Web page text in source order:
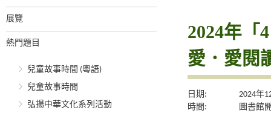
展覽
熱門題目
兒童故事時間 (粵語)
兒童故事時間
弘揚中華文化系列活動
2024年「
愛．愛閱
日期:
2024年
時間:
圖書館